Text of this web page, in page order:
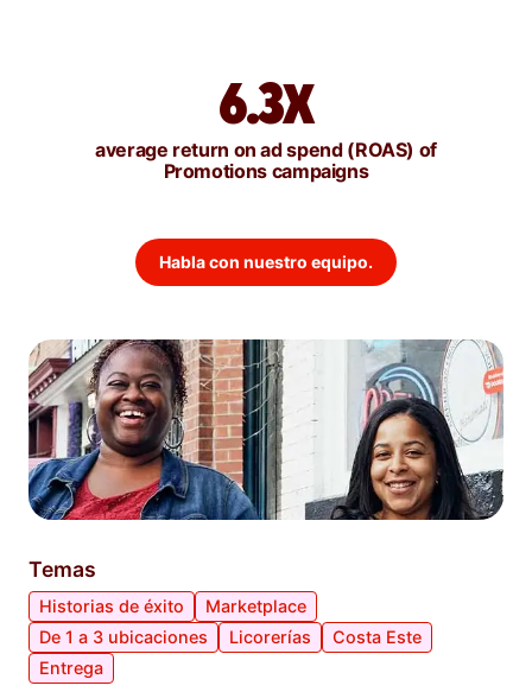
6.3X
average return on ad spend (ROAS) of
Promotions campaigns
Habla con nuestro equipo.
Temas
Historias de éxito
Marketplace
De 1 a 3 ubicaciones
Licorerías
Costa Este
Entrega